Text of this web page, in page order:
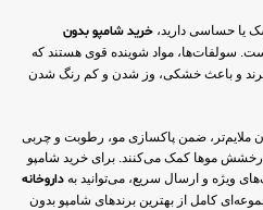
یا حساسی دارید، خرید شامپو بدون
سولفات‌ها، مواد شوینده قوی هستند که
و باعث خشکی، وز شدن و کم رنگ شدن
ملایم‌تر، ضمن پاکسازی مو، رطوبت و چربی
موها کمک می‌کنند. برای خرید شامپو
ویژه و ارسال سریع، می‌توانید به داروخانه
کامل از بهترین برندهای شامپو بدون